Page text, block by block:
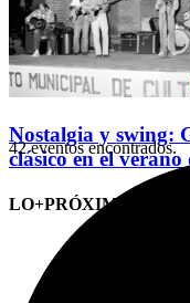
Nostalgia y swing:
clásico en el verano
LO+PRÓXIMO
42 eventos encontrados.